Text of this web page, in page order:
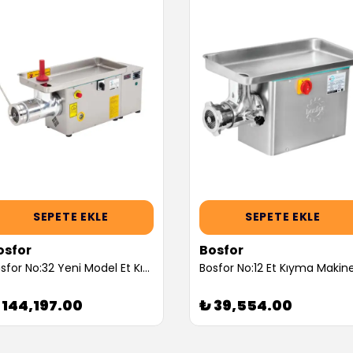
SEPETE EKLE
Bosfor No:32 Yeni Model Et Kıyma Makinesi, Soğutmalı, Paslanmaz Kafa, Trifaze UKMS-32PTY (Servis Garantili)
SEPETE EKLE
Bosfor
₺ 39,554.00